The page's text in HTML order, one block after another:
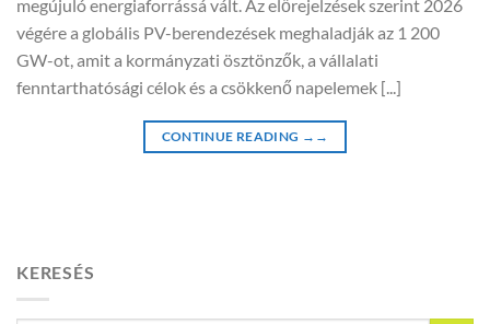
megújuló energiaforrássá vált. Az előrejelzések szerint 2026
végére a globális PV-berendezések meghaladják az 1 200
GW-ot, amit a kormányzati ösztönzők, a vállalati
fenntarthatósági célok és a csökkenő napelemek [...]
CONTINUE READING →→
KERESÉS